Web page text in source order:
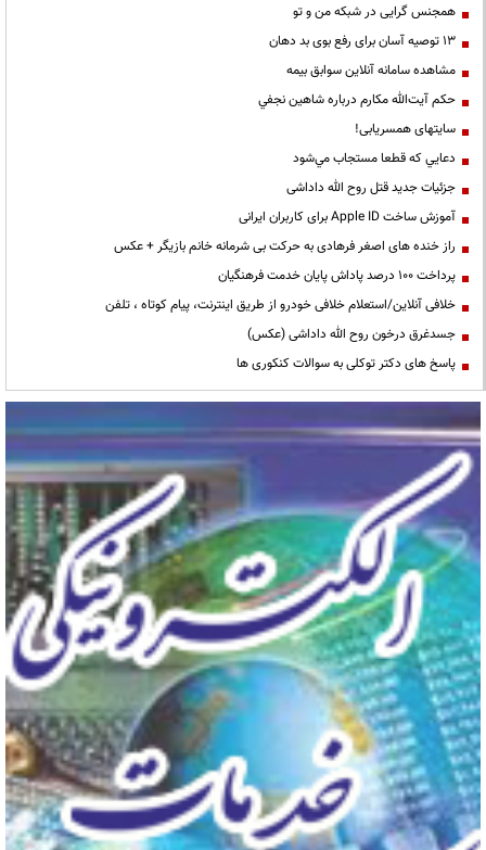
همجنس گرایی در شبکه من و تو
13 توصیه آسان برای رفع بوی بد دهان
مشاهده سامانه آنلاين سوابق بیمه
حكم آيت‌الله مكارم درباره شاهين نجفي
سایتهای همسریابی!
دعايي كه قطعا مستجاب مي‌شود
جزئیات جدید قتل روح الله داداشی
آموزش ساخت Apple ID برای کاربران ایرانی
راز خنده های اصغر فرهادی به حرکت بی شرمانه خانم بازیگر + عکس
پرداخت ۱۰۰ درصد پاداش پایان خدمت فرهنگیان
خلافی آنلاین/استعلام خلافی خودرو از طریق اینترنت، پیام کوتاه ، تلفن
جسدغرق درخون روح الله داداشی (عکس)
پاسخ های دکتر توکلی به سوالات کنکوری ها